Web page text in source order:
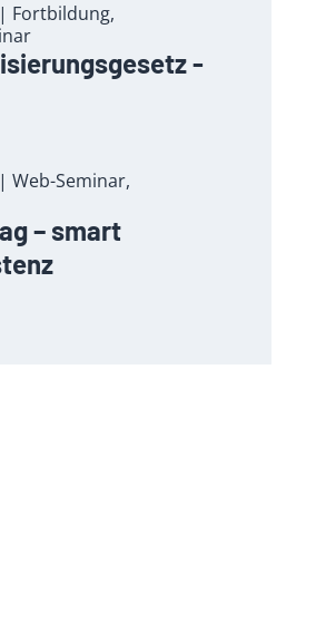
Fortbildung,
-
Web-Seminar,
– smart